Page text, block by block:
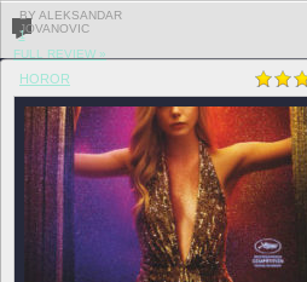
BY ALEKSANDAR
JOVANOVIC
1
FULL REVIEW »
HOROR